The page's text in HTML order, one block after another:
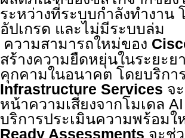
ระหว่างที่ระบบกำลังทำงาน
อัปเกรด และไม่มีระบบล่ม
ความสามารถใหม่ของ
สร้างความยืดหยุ่นในระยะย
คุกคามในอนาคต โดยบริกา
Infrastructure Services จ
หน้าความเสี่ยงจากโมเดล
บริการประเมินความพร้อมใ
Ready Assessments จะช่